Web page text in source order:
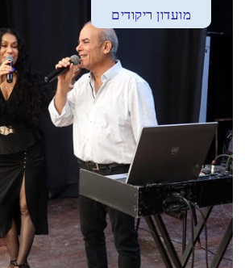
מועדון ריקודים